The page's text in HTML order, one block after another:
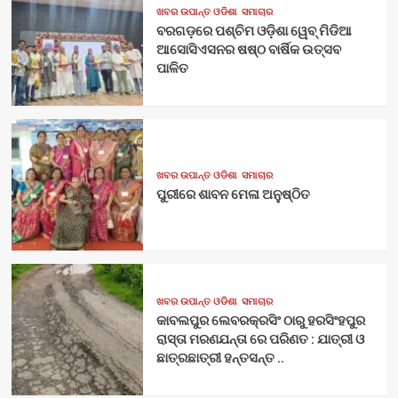
ଖବର ଉପାନ୍ତ ଓଡିଶା ସମାଚାର
ବରଗଡ଼ରେ ପଶ୍ଚିମ ଓଡ଼ିଶା ୱେବ୍ ମିଡିଆ
ଆସୋସିଏସନର ଷଷ୍ଠ ବାର୍ଷିକ ଉତ୍ସବ
ପାଳିତ
ଖବର ଉପାନ୍ତ ଓଡିଶା ସମାଚାର
ପୁରୀରେ ଶାବନ ମେଳା ଅନୁଷ୍ଠିତ
ଖବର ଉପାନ୍ତ ଓଡିଶା ସମାଚାର
କାବଲପୁର ଲେବରକ୍ରସିଂ ଠାରୁ ହରସିଂହପୁର
ରାସ୍ତା ମରଣଯନ୍ତା ରେ ପରିଣତ : ଯାତ୍ରୀ ଓ
ଛାତ୍ରଛାତ୍ରୀ ହନ୍ତସନ୍ତ ..